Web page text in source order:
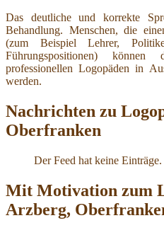
Das deutliche und korrekte
Behandlung. Menschen, die
(zum Beispiel Lehrer,
Führungspositionen)
professionellen Logopäden in
werden.
Nachrichten zu
Oberfranken
Der Feed hat keine Einträge.
Mit Motivation zum
Arzberg,